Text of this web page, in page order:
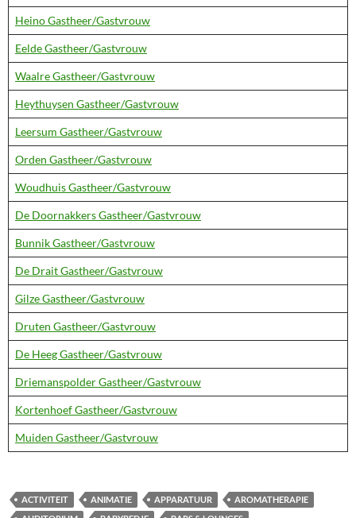
Heino Gastheer/Gastvrouw
Eelde Gastheer/Gastvrouw
Waalre Gastheer/Gastvrouw
Heythuysen Gastheer/Gastvrouw
Leersum Gastheer/Gastvrouw
Orden Gastheer/Gastvrouw
Woudhuis Gastheer/Gastvrouw
De Doornakkers Gastheer/Gastvrouw
Bunnik Gastheer/Gastvrouw
De Drait Gastheer/Gastvrouw
Gilze Gastheer/Gastvrouw
Druten Gastheer/Gastvrouw
De Heeg Gastheer/Gastvrouw
Driemanspolder Gastheer/Gastvrouw
Kortenhoef Gastheer/Gastvrouw
Muiden Gastheer/Gastvrouw
ACTIVITEIT ANIMATIE APPARATUUR
AROMATHERAPIE